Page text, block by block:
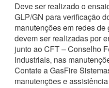
Deve ser realizado o
GLP/GN para verificação
manutenções em redes
devem ser realizadas por
junto ao CFT – Conselho
Industriais, nas
Contate a GasFire
manutenções e